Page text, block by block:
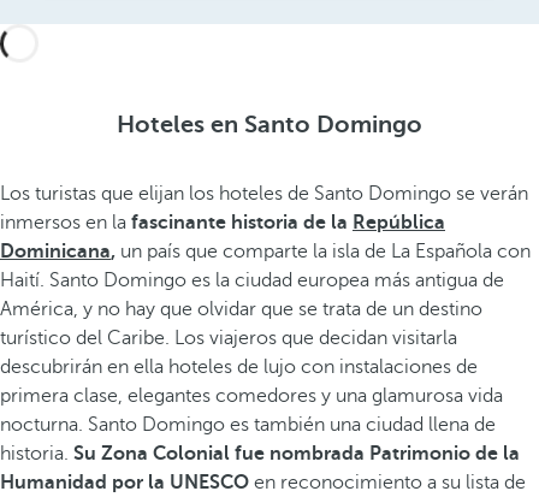
Hoteles en Santo Domingo
Los turistas que elijan los hoteles de Santo Domingo se verán
inmersos en la fascinante historia de la República
Dominicana, un país que comparte la isla de La Española con
Haití. Santo Domingo es la ciudad europea más antigua de
América, y no hay que olvidar que se trata de un destino
turístico del Caribe. Los viajeros que decidan visitarla
descubrirán en ella hoteles de lujo con instalaciones de
primera clase, elegantes comedores y una glamurosa vida
nocturna. Santo Domingo es también una ciudad llena de
historia. Su Zona Colonial fue nombrada Patrimonio de la
Humanidad por la UNESCO en reconocimiento a su lista de